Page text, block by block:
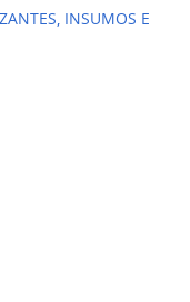
INSUMOS E